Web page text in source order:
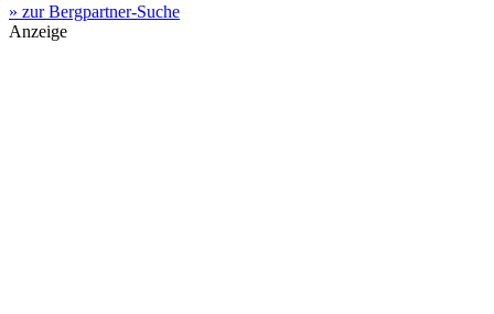
» zur Bergpartner-Suche
Anzeige